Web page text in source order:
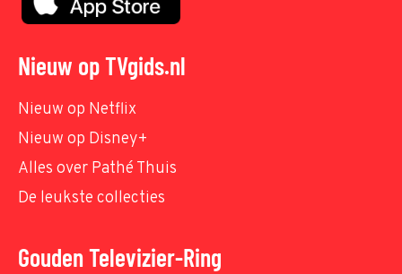
Nieuw op TVgids.nl
Nieuw op Netflix
Nieuw op Disney+
Alles over Pathé Thuis
De leukste collecties
Gouden Televizier-Ring